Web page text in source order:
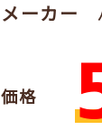
メーカー
価格